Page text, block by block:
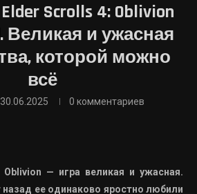
Scrolls 4: Oblivion
Великая и ужасная
которой можно
всё
30.06.2025 0 комментариев
— игра великая и ужасная.
ее одинаково яростно любили